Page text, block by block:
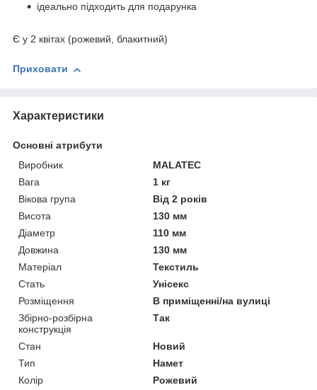
ідеально підходить для подарунка
Є у 2 квітах (рожевий, блакитний)
Приховати
Характеристики
Основні атрибути
Виробник
MALATEC
Вага
1 кг
Вікова група
Від 2 років
Висота
130 мм
Діаметр
110 мм
Довжина
130 мм
Матеріал
Текстиль
Стать
Унісекс
Розміщення
В приміщенні/на вулиці
Збірно-розбірна
конструкція
Так
Стан
Новий
Тип
Намет
Колір
Рожевий